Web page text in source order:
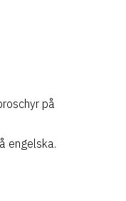
på
engelska.